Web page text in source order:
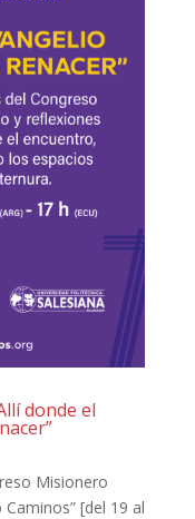
donde el
Misionero
[del 19 al